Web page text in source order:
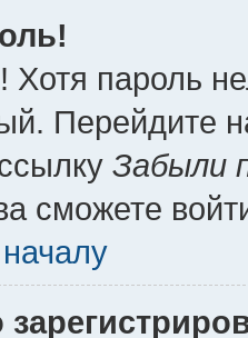
Хотя пароль
Перейдите
Забыли
сможете